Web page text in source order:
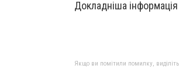
Докладніша
Якщо ви помітили помилку,